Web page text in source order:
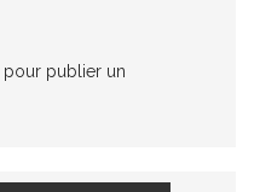
pour publier un